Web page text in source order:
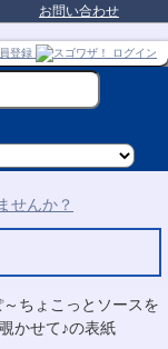
お問い合わせ